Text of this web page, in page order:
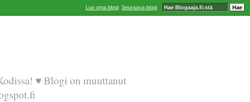
♥ Blogi on muuttanut
Luo oma blogi Seuraava blogi